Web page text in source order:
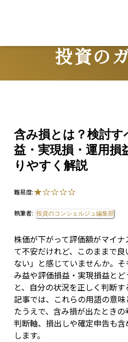
投資の
含み損とは？検討
益・実現損・運用損
りやすく解説
難易度:
執筆者: 投資のコンシェルジュ編集部
株価が下がって評価額がマイ
て不安だけれど、このままで
ない」と感じていませんか。
み益や評価損益・実現損益と
と、自分の状況を正しく判断
記事では、これらの用語の意
たうえで、含み損が出たとき
判断軸、損出しや確定申告も
します。